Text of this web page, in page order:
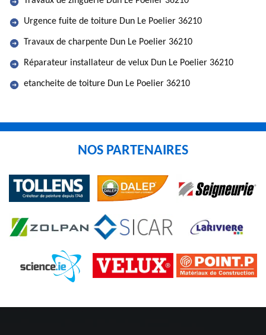
Urgence fuite de toiture Dun Le Poelier 36210
Travaux de charpente Dun Le Poelier 36210
Réparateur installateur de velux Dun Le Poelier 36210
etancheite de toiture Dun Le Poelier 36210
NOS PARTENAIRES